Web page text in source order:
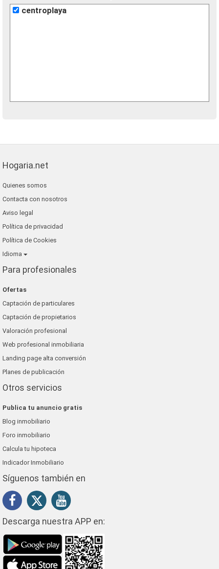
centroplaya
Hogaria.net
Quienes somos
Contacta con nosotros
Aviso legal
Política de privacidad
Política de Cookies
Idioma
Para profesionales
Ofertas
Captación de particulares
Captación de propietarios
Valoración profesional
Web profesional inmobiliaria
Landing page alta conversión
Planes de publicación
Otros servicios
Publica tu anuncio gratis
Blog inmobiliario
Foro inmobiliario
Calcula tu hipoteca
Indicador Inmobiliario
Síguenos también en
Descarga nuestra APP en: